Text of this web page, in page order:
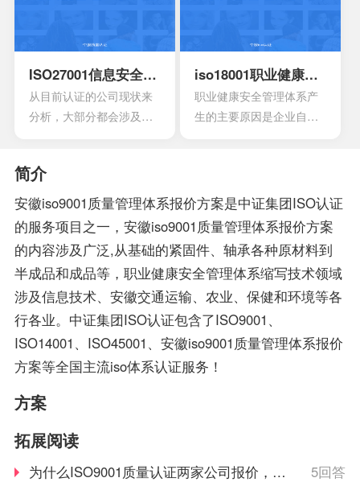
防，疾病的监护。损伤的
诊断，损伤的监护或者损
伤的治疗，同样也是解剖
生理过程的研究以及调
展效果，这也是不容错过
的。
ISO27001信息安全管理体系认证
从目前认证的公司现状来
分析，大部分都会涉及到
颁发信息安全管理体系
时，机构必须要获得国家
的认可，如此才具有审核
证书颁发证书的权利。
iso18001职业健康安全管理体系认证
职业健康安全管理体系产
生的主要原因是企业自身
理和经营模式提出了更高
的要求。企业必须采用现
代化的管理模式，使包括
安全生产管理在内的所有
生产经营活动科学化、规
范化和法制化。
简介
安徽iso9001质量管理体系报价方案是中证集团ISO认证
的服务项目之一，安徽iso9001质量管理体系报价方案
的内容涉及广泛,从基础的紧固件、轴承各种原材料到
半成品和成品等，职业健康安全管理体系缩写技术领域
涉及信息技术、安徽交通运输、农业、保健和环境等各
行各业。中证集团ISO认证包含了ISO9001、
ISO14001、ISO45001、安徽iso9001质量管理体系报价
方案等全国主流iso体系认证服务！
方案
拓展阅读
为什么ISO9001质量认证两家公司报价，会
5回答